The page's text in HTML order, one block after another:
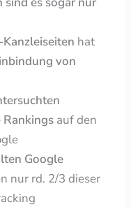
hat
von
auf den
Google
nur rd. 2/3 dieser